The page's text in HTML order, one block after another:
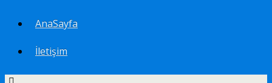
AnaSayfa
İletişim